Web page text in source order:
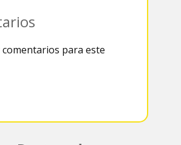
para este